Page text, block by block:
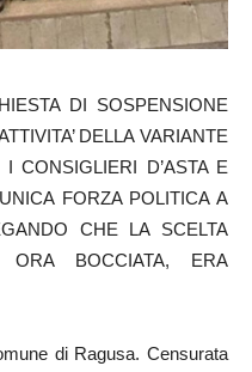
DI SOSPENSIONE
DELLA VARIANTE
CONSIGLIERI D’ASTA E
FORZA POLITICA A
CHE LA SCELTA
ORA BOCCIATA, ERA
di Ragusa. Censurata